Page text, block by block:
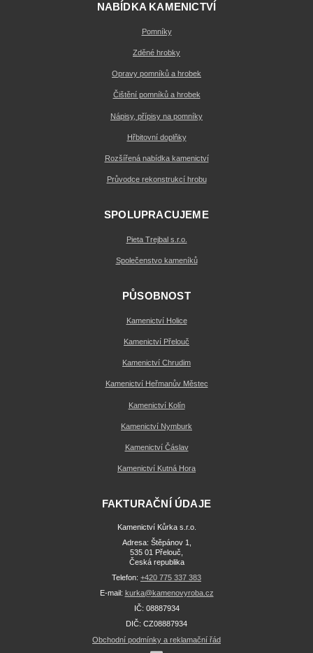
NABÍDKA KAMENICTVÍ
Pomníky
Zděné hrobky
Opravy pomníků a hrobek
Čištění pomníků a hrobek
Nápisy, přípisy na pomníky
Hřbitovní doplňky
Rozšířená nabídka kamenictví
Průvodce rekonstrukcí hrobu
SPOLUPRACUJEME
Pieta Trejbal s.r.o.
Společenstvo kameníků
PŮSOBNOST
Kamenictví Holice
Kamenictví Přelouč
Kamenictví Chrudim
Kamenictví Heřmanův Městec
Kamenictví Kolín
Kamenictví Nymburk
Kamenictví Čáslav
Kamenictví Kutná Hora
FAKTURAČNÍ ÚDAJE
Kamenictví Kůrka s.r.o.
Adresa: Štěpánov 1,
535 01 Přelouč,
Česká republika
Telefon: +420 775 337 383
E-mail: kurka@kamenovyroba.cz
IČ: 08887934
DIČ: CZ08887934
Obchodní podmínky a reklamační řád